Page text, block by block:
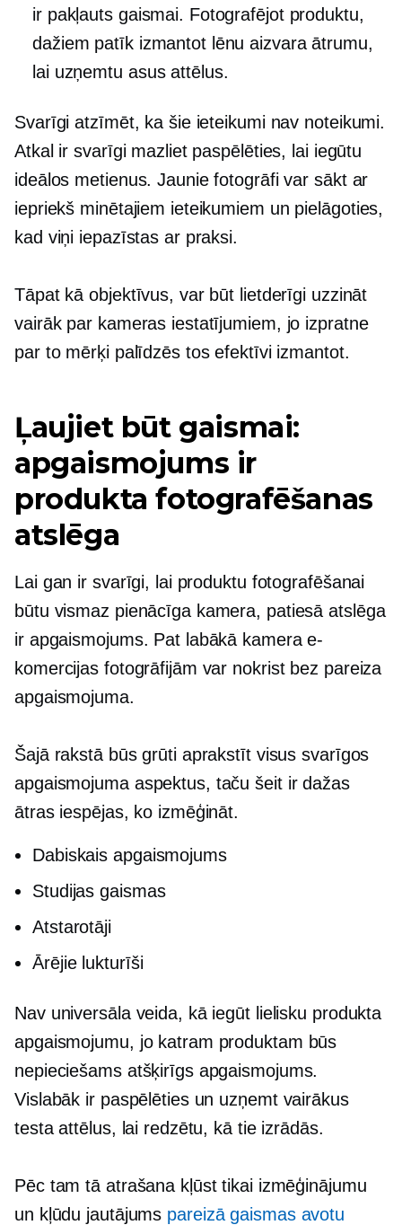
ir pakļauts gaismai. Fotografējot produktu,
dažiem patīk izmantot lēnu aizvara ātrumu,
lai uzņemtu asus attēlus.
Svarīgi atzīmēt, ka šie ieteikumi nav noteikumi.
Atkal ir svarīgi mazliet paspēlēties, lai iegūtu
ideālos metienus. Jaunie fotogrāfi var sākt ar
iepriekš minētajiem ieteikumiem un pielāgoties,
kad viņi iepazīstas ar praksi.
Tāpat kā objektīvus, var būt lietderīgi uzzināt
vairāk par kameras iestatījumiem, jo ​​izpratne
par to mērķi palīdzēs tos efektīvi izmantot.
Ļaujiet būt gaismai:
apgaismojums ir
produkta fotografēšanas
atslēga
Lai gan ir svarīgi, lai produktu fotografēšanai
būtu vismaz pienācīga kamera, patiesā atslēga
ir apgaismojums. Pat labākā kamera e-
komercijas fotogrāfijām var nokrist bez pareiza
apgaismojuma.
Šajā rakstā būs grūti aprakstīt visus svarīgos
apgaismojuma aspektus, taču šeit ir dažas
ātras iespējas, ko izmēģināt.
Dabiskais apgaismojums
Studijas gaismas
Atstarotāji
Ārējie lukturīši
Nav universāla veida, kā iegūt lielisku produkta
apgaismojumu, jo katram produktam būs
nepieciešams atšķirīgs apgaismojums.
Vislabāk ir paspēlēties un uzņemt vairākus
testa attēlus, lai redzētu, kā tie izrādās.
Pēc tam tā atrašana kļūst tikai izmēģinājumu
un kļūdu jautājums pareizā gaismas avotu